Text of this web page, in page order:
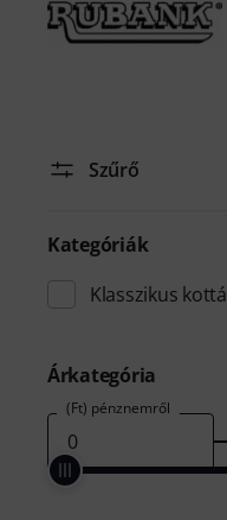
Szűrő
Kategóriák
Klasszikus
Árkategória
(Ft) pénznemről